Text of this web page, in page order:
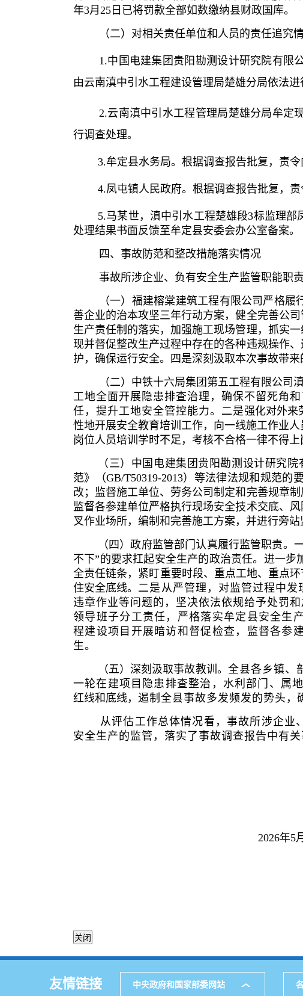
年3月25日已将罚款全部如数缴纳县财政国库。
（二）对相关责任单位和人员的责任追究
1.中国电建集团贵阳勘测设计研究院有限
由云南滇中引水工程建设管理局楚雄分局依法
2.云南滇中引水工程管理局楚雄分局牟定
行调查处理。
3.牟定县水务局。 根据调查报告批复，责
4.凤屯镇人民政府。 根据调查报告批复，责
5.马某世 ，滇中引水工程楚雄段3标监理
处理结果书面反馈至牟定县安委会办公室备案。
四、事故防范和整改措施落实情况
事故所涉企业、负有安全生产监管职能职
（一）福建榕棠建筑工程有限公司严格
善企业的治本攻坚三年行动方案，健全完善公
生产责任制的落实，加强施工现场管理，抓实
现并督促整改生产过程中存在的各种违规操作
护，确保运行安全。四是深刻汲取本次事故带
（二）中铁十六局集团第五工程有限公
工地全面开展隐患排查治理，确保不留死角
任，提升工地安全管控能力。二是强化对外来
性地开展安全教育培训工作，向一线施工作业
岗位人员培训学时不足，考核不合格一律不得
（三）中国电建集团贵阳勘测设计研究院
范》（GB/T50319-2013）等法律法规和规范
改；监督施工单位、劳务公司制定和完善规章
监督各参建单位严格执行现场安全技术交底、
叉作业场所，编制和完善施工方案，并进行旁站
（四）政府监管部门认真履行监管职责。
不下”的要求扛起安全生产的政治责任。进一
全责任链条，紧盯重要时段、重点工地、重点
住安全底线。 二是从严管理，对监管过程中发
违章作业等问题的，坚决依法依规给予处罚和
领导班子分工责任，严格落实牟定县安全生
程建设项目开展暗访和督促检查，监督各参
生。
（五）深刻汲取事故教训。 全县各乡镇、
一轮在建项目隐患排查整治，水利部门、属
红线和底线， 遏制全县事故多发频发的势头 ，
从评估工作总体情况看，事故所涉企业
安全生产的监管，落实了事故调查报告中有
牟定
2026年5月6
友情链接 中央政府和国家部委网站